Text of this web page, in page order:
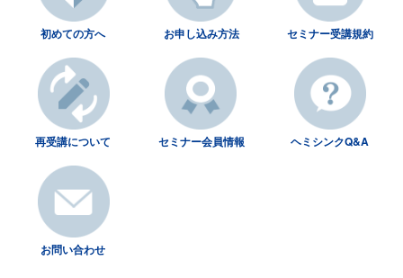
初めての方へ お申し込み方法 セミナー受講規約
再受講について セミナー会員情報 ヘミシンクQ&A
お問い合わせ